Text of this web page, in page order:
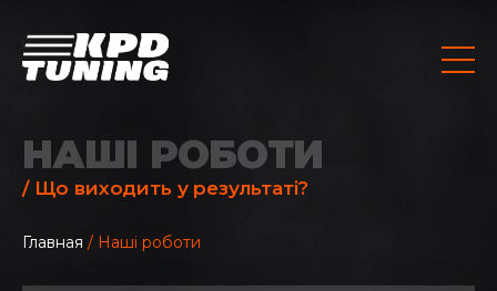
НАШІ РОБОТИ
/ Що виходить у результаті?
Главная / Наші роботи